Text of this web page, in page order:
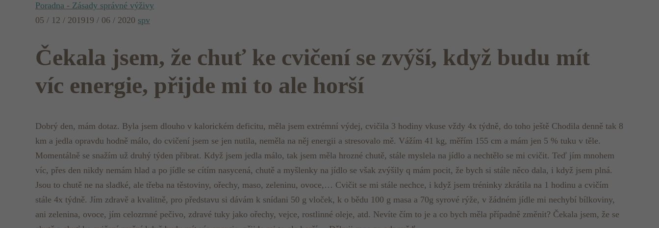
Poradna - Zásady správné výživy
05 / 12 / 201919 / 06 / 2020 spv
Čekala jsem, že chuť ke cvičení se zvýší, když budu mít
víc energie, přijde mi to ale horší
Dobrý den, mám dotaz. Byla jsem dlouho v kalorickém deficitu, měla jsem extrémní výdej, cvičila 3 hodiny vkuse vždy 4x týdně, do toho ještě Chodila denně tak 8
km a jedla opravdu hodně málo, do cvičení jsem se jen nutila, neměla na něj energii a stresovalo mě. Vážím 41 kg, měřím 155 cm a mám jen 5 % tuku v těle.
Momentálně se snažím už druhý týden přibrat. Když jsem jedla málo, tak jsem měla hrozné chutě, stále myslela na jídlo a nechtělo se mi cvičit. Teď jím mnohem
víc, přes den nikdy nemám hlad a po jídle se cítím nasycená, chutě a myšlenky na jídlo se však zvýšily q mám pocit, že bych si stále něco dala, i když jsem plná.
Jsou to chutě ne na sladké, ale třeba na těstoviny, ořechy, maso, zeleninu, ovoce,… Cvičit se mi stále nechce, i když jsem tréninky zkrátila na 1 hodinu a cvičím
stále 4x týdně. Jím zdravě a kvalitně, pro představu si dávám k snídani 50 g vloček, k o bědu 100 g masa a 70g syrové rýže, v žádném jídle mi nechybí bílkoviny,
ani zelenina, ovoce, jím celozrnné pečivo, zdravé tuky jako ořechy, vejce, rostlinné oleje, atd. Nevíte čím to je a co bych měla případně změnit? Čekala jsem, že se